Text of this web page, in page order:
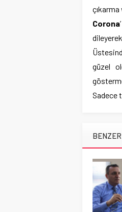
Corona
güzel
Sadece